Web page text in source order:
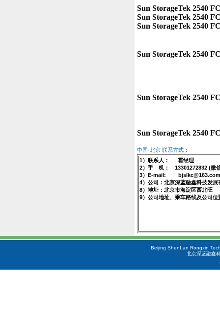
Sun StorageTek 2540
Sun StorageTek 2540
Sun StorageTek 2540
中国·北京 联系方式：
1）联系人： 霍经理
2）手 机： 13301272832 (微
3）E-mail: bjslkc@163.com
4）公司：北京深蓝融鑫科技发展
8）地址：北京市海淀区西北旺
9）公司地址、乘车路线及公司位
Beijing ShenLan Rongxin
北京深蓝融鑫